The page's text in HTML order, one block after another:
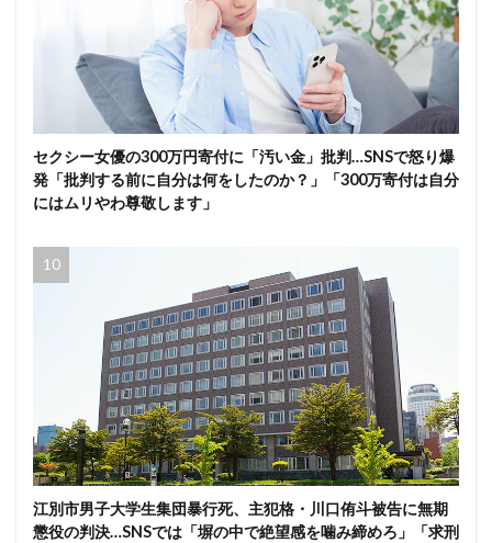
セクシー女優の300万円寄付に「汚い金」批判…SNSで怒り爆
発「批判する前に自分は何をしたのか？」「300万寄付は自分
にはムリやわ尊敬します」
江別市男子大学生集団暴行死、主犯格・川口侑斗被告に無期
懲役の判決…SNSでは「塀の中で絶望感を噛み締めろ」「求刑